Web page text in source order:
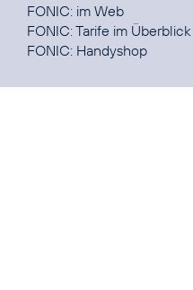
FONIC: im Web
FONIC:Tarife im Überblick
FONIC: Handyshop